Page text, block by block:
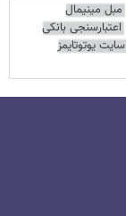
مبل مینیمال
اعتبارسنجی بانکی
سایت یوتوتایمز